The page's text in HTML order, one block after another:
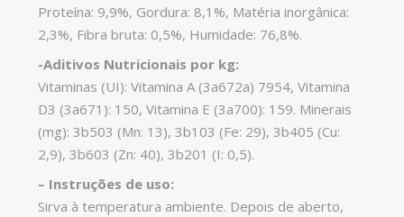
Proteína: 9,9%, Gordura: 8,1%, Matéria inorgânica:
2,3%, Fibra bruta: 0,5%, Humidade: 76,8%.
-Aditivos Nutricionais por kg:
Vitaminas (UI): Vitamina A (3a672a) 7954, Vitamina
D3 (3a671): 150, Vitamina E (3a700): 159. Minerais
(mg): 3b503 (Mn: 13), 3b103 (Fe: 29), 3b405 (Cu:
2,9), 3b603 (Zn: 40), 3b201 (I: 0,5).
– Instruções de uso:
Sirva à temperatura ambiente. Depois de aberto,